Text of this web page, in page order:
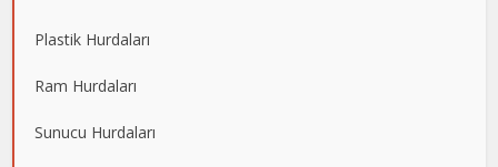
Plastik Hurdaları
Ram Hurdaları
Sunucu Hurdaları